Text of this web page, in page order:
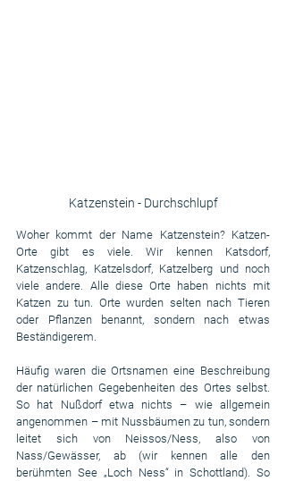
Katzenstein - Durchschlupf
Woher kommt der Name Katzenstein? Katzen-
Orte gibt es viele. Wir kennen Katsdorf,
Katzenschlag, Katzelsdorf, Katzelberg und noch
viele andere. Alle diese Orte haben nichts mit
Katzen zu tun. Orte wurden selten nach Tieren
oder Pflanzen benannt, sondern nach etwas
Beständigerem.
Häufig waren die Ortsnamen eine Beschreibung
der natürlichen Gegebenheiten des Ortes selbst.
So hat Nußdorf etwa nichts – wie allgemein
angenommen – mit Nussbäumen zu tun, sondern
leitet sich von Neissos/Ness, also von
Nass/Gewässer, ab (wir kennen alle den
berühmten See „Loch Ness“ in Schottland). So